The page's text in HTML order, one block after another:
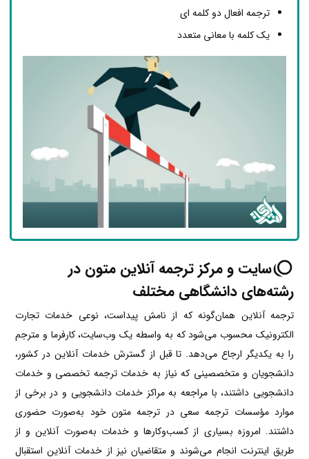
ترجمه افعال دو کلمه ای
یک کلمه با معانی متعدد
سایت‌ و مرکز ترجمه آنلاین متون در
رشته‌های دانشگاهی مختلف
ترجمه آنلاین همان‌گونه که از نامش پیدا‌ست، نوعی خدمات تجارت
الکترونیک محسوب می‌شود که به واسطه‌ یک وب‌سایت، کارفرما و مترجم
را به یکدیگر ارجاع می‌دهد. تا قبل از گسترش خدمات آنلاین در کشور،
دانشجویان و متخصصینی که نیاز به خدمات ترجمه تخصصی و خدمات
دانشجویی داشتند، با مراجعه به مراکز خدمات دانشجویی و در برخی از
موارد مؤسسات ترجمه سعی در ترجمه متون خود به‌صورت حضوری
داشتند. امروزه بسیاری از کسب‌وکارها و خدمات به‌صورت آنلاین و از
طریق اینترنت انجام می‌شوند و متقاضیان نیز از خدمات آنلاین استقبال